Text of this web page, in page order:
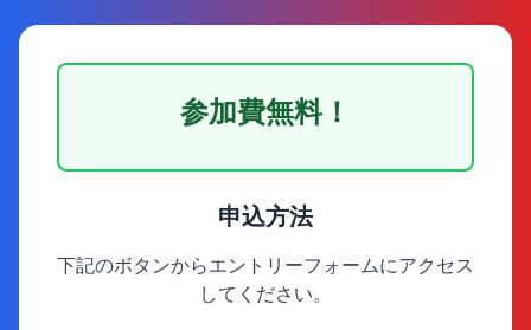
参加費無料！
申込方法
下記のボタンからエントリーフォームにアクセス
してください。